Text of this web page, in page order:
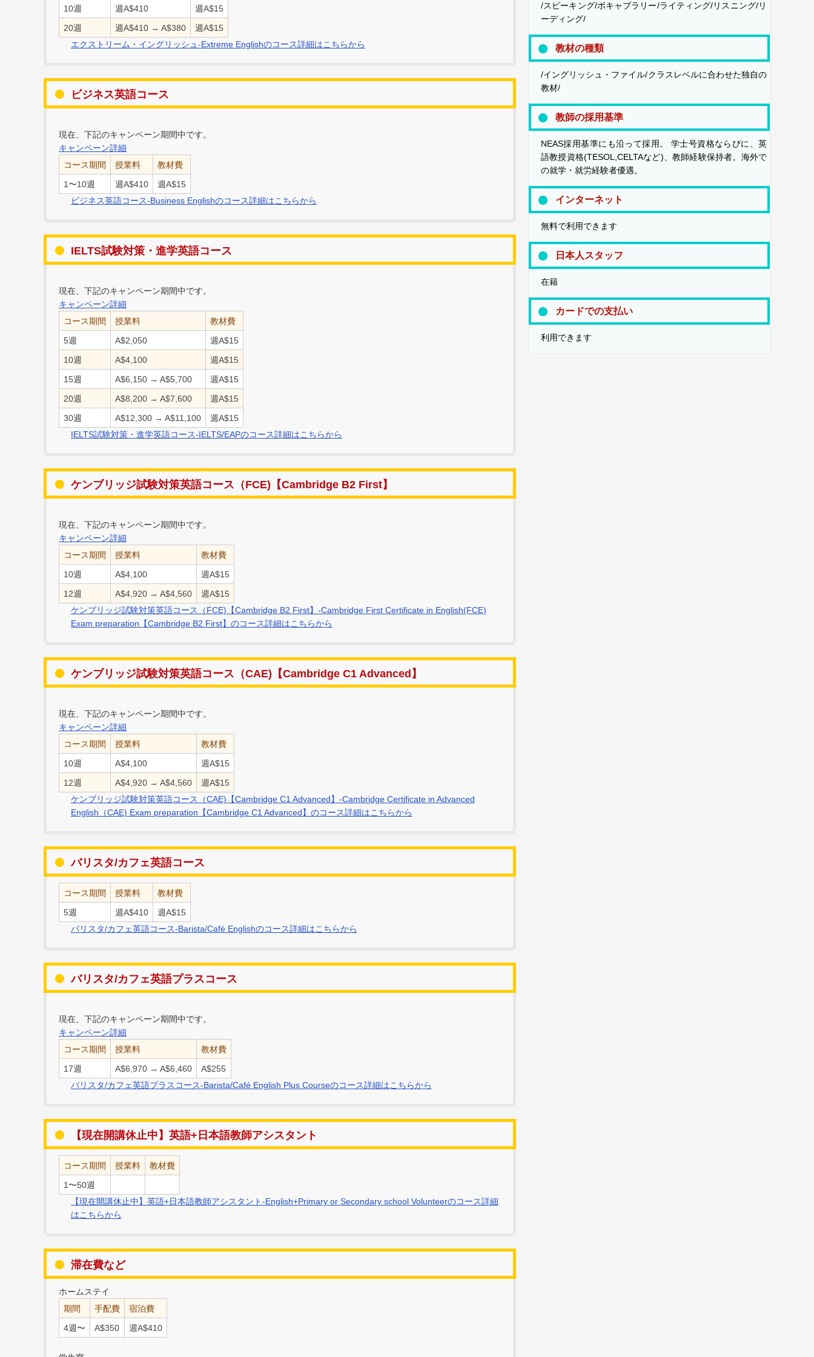
10週 週A$410
週A$15
20週
週A$410 → A$380
週A$15
エクストリーム・イングリッシュ-Extreme Englishのコース詳細はこちらから
ビジネス英語コース
現在、下記のキャンペーン期間中です。
キャンペーン詳細
コース期間
授業料
教材費
1〜10週
週A$410
週A$15
ビジネス英語コース-Business Englishのコース詳細はこちらから
IELTS試験対策・進学英語コース
現在、下記のキャンペーン期間中です。
キャンペーン詳細
コース期間
授業料
教材費
5週
A$2,050
週A$15
10週
A$4,100
週A$15
15週
A$6,150 → A$5,700
週A$15
20週
A$8,200 → A$7,600
週A$15
30週
A$12,300 → A$11,100
週A$15
IELTS試験対策・進学英語コース-IELTS/EAPのコース詳細はこちらから
ケンブリッジ試験対策英語コース（FCE)【Cambridge B2 First】
現在、下記のキャンペーン期間中です。
キャンペーン詳細
コース期間
授業料
教材費
10週
A$4,100
週A$15
12週
A$4,920 → A$4,560
週A$15
ケンブリッジ試験対策英語コース（FCE)【Cambridge B2 First】-Cambridge First Certificate in English(FCE)
Exam preparation【Cambridge B2 First】のコース詳細はこちらから
ケンブリッジ試験対策英語コース（CAE)【Cambridge C1 Advanced】
現在、下記のキャンペーン期間中です。
キャンペーン詳細
コース期間
授業料
教材費
10週
A$4,100
週A$15
12週
A$4,920 → A$4,560
週A$15
ケンブリッジ試験対策英語コース（CAE)【Cambridge C1 Advanced】-Cambridge Certificate in Advanced
English（CAE) Exam preparation【Cambridge C1 Advanced】のコース詳細はこちらから
バリスタ/カフェ英語コース
コース期間 授業料
教材費
5週
週A$410
週A$15
バリスタ/カフェ英語コース-Barista/Café Englishのコース詳細はこちらから
バリスタ/カフェ英語プラスコース
現在、下記のキャンペーン期間中です。
キャンペーン詳細
コース期間
授業料
教材費
17週
A$6,970 → A$6,460
A$255
バリスタ/カフェ英語プラスコース-Barista/Café English Plus Courseのコース詳細はこちらから
【現在開講休止中】英語+日本語教師アシスタント
コース期間 授業料
教材費
1〜50週
【現在開講休止中】英語+日本語教師アシスタント-English+Primary or Secondary school Volunteerのコース詳細
はこちらから
滞在費など
ホームステイ
期間
手配費
宿泊費
4週〜
A$350 週A$410
/スピーキング/ボキャブラリー/ライティング/リスニング/リ
ーディング/
教材の種類
/イングリッシュ・ファイル/クラスレベルに合わせた独自の
教材/
教師の採用基準
NEAS採用基準にも沿って採用。 学士号資格ならびに、英
語教授資格(TESOL,CELTAなど)、教師経験保持者。海外で
の就学・就労経験者優遇。
インターネット
無料で利用できます
日本人スタッフ
在籍
カードでの支払い
利用できます